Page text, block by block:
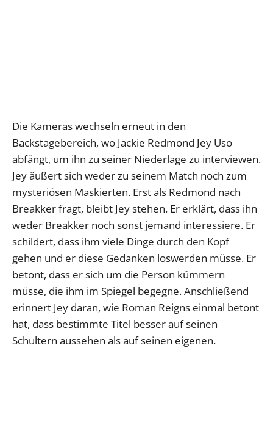
Die Kameras wechseln erneut in den
Backstagebereich, wo Jackie Redmond Jey Uso
abfängt, um ihn zu seiner Niederlage zu interviewen.
Jey äußert sich weder zu seinem Match noch zum
mysteriösen Maskierten. Erst als Redmond nach
Breakker fragt, bleibt Jey stehen. Er erklärt, dass ihn
weder Breakker noch sonst jemand interessiere. Er
schildert, dass ihm viele Dinge durch den Kopf
gehen und er diese Gedanken loswerden müsse. Er
betont, dass er sich um die Person kümmern
müsse, die ihm im Spiegel begegne. Anschließend
erinnert Jey daran, wie Roman Reigns einmal betont
hat, dass bestimmte Titel besser auf seinen
Schultern aussehen als auf seinen eigenen.